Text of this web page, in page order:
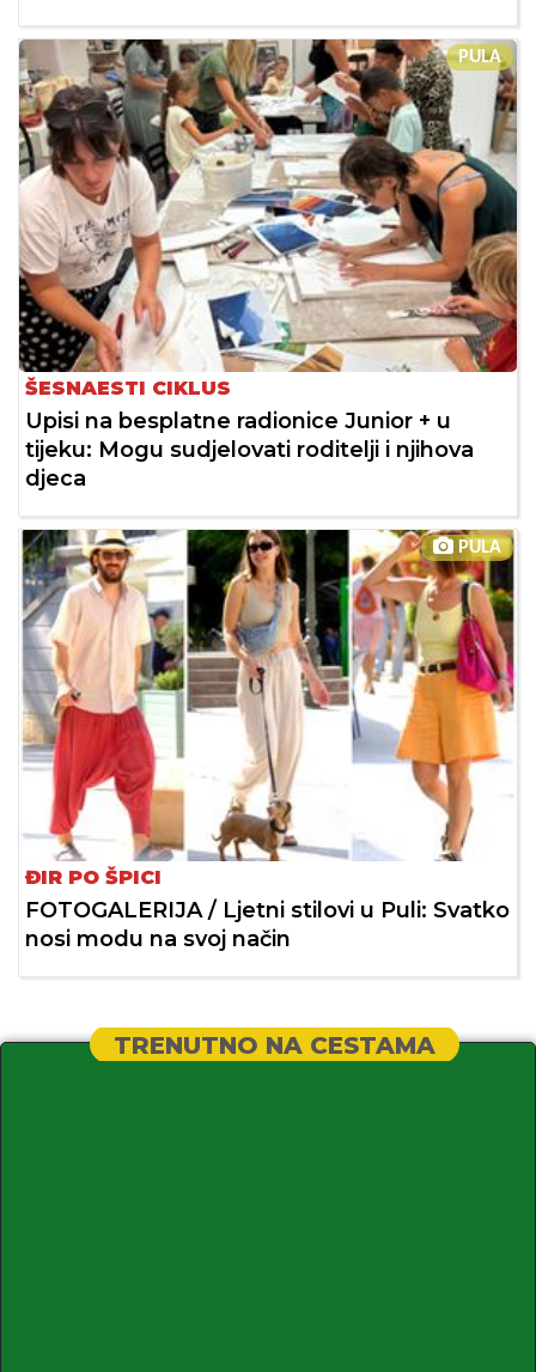
PULA
ŠESNAESTI CIKLUS
Upisi na besplatne radionice Junior + u
tijeku: Mogu sudjelovati roditelji i njihova
djeca
PULA
ĐIR PO ŠPICI
FOTOGALERIJA / Ljetni stilovi u Puli: Svatko
nosi modu na svoj način
TRENUTNO NA CESTAMA